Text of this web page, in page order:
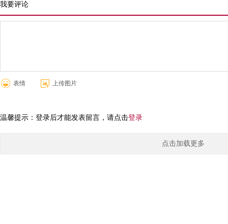
我要评论
表情 上传图片
温馨提示：登录后才能发表留言，请点击登录
点击加载更多